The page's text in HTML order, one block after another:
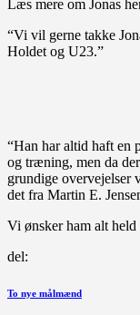
Læs mere om Jonas
“Vi vil gerne takke
Holdet og U23.”
“Han har altid haft en
og træning, men da
grundige overvejelser
det fra Martin E.
Vi ønsker ham alt
del:
Forrige
To nye målmænd